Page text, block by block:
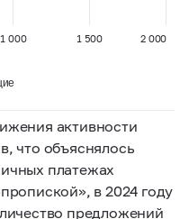
1 000 1 500 2 000
активности
что объяснялось
платежах
в 2024 году
предложений